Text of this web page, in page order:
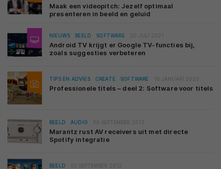
Maak een videopitch: Jezelf optimaal
presenteren in beeld en geluid
NIEUWS BEELD SOFTWARE 20 JULI 2021
Android TV krijgt er Google TV-functies bij,
zoals suggesties verbeteren
TIPS EN ADVIES CREATE SOFTWARE 18 JANUARI 2020
Professionele titels – deel 2: Software voor titels
BEELD AUDIO 06 SEPTEMBER 2012
Marantz rust AV receivers uit met directe
Spotify integratie
BEELD 03 SEPTEMBER 2012